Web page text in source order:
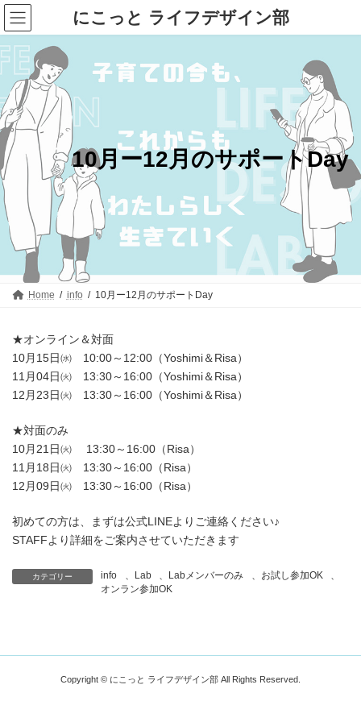
コ
ン
テ
ン
ツ
へ
ス
キ
ッ
プ
ナ
ビ
ゲ
ー
シ
ョ
ン
に
移
動
にこっと ライフデザイン部
10月ー12月のサポートDay
Home info 10月ー12月のサポートDay
★オンライン＆対面
10月15日㈬ 10:00～12:00（Yoshimi＆Risa）
11月04日㈫ 13:30～16:00（Yoshimi＆Risa）
12月23日㈫ 13:30～16:00（Yoshimi＆Risa）
★対面のみ
10月21日㈫ 13:30～16:00（Risa）
11月18日㈫ 13:30～16:00（Risa）
12月09日㈫ 13:30～16:00（Risa）
初めての方は、まずは公式LINEよりご連絡ください♪
STAFFより詳細をご案内させていただきます
カテゴリー info 、 Lab 、 Labメンバーのみ 、 お試し参加OK
、
オンラン参加OK
Copyright © にこっと ライフデザイン部 All Rights Reserved.